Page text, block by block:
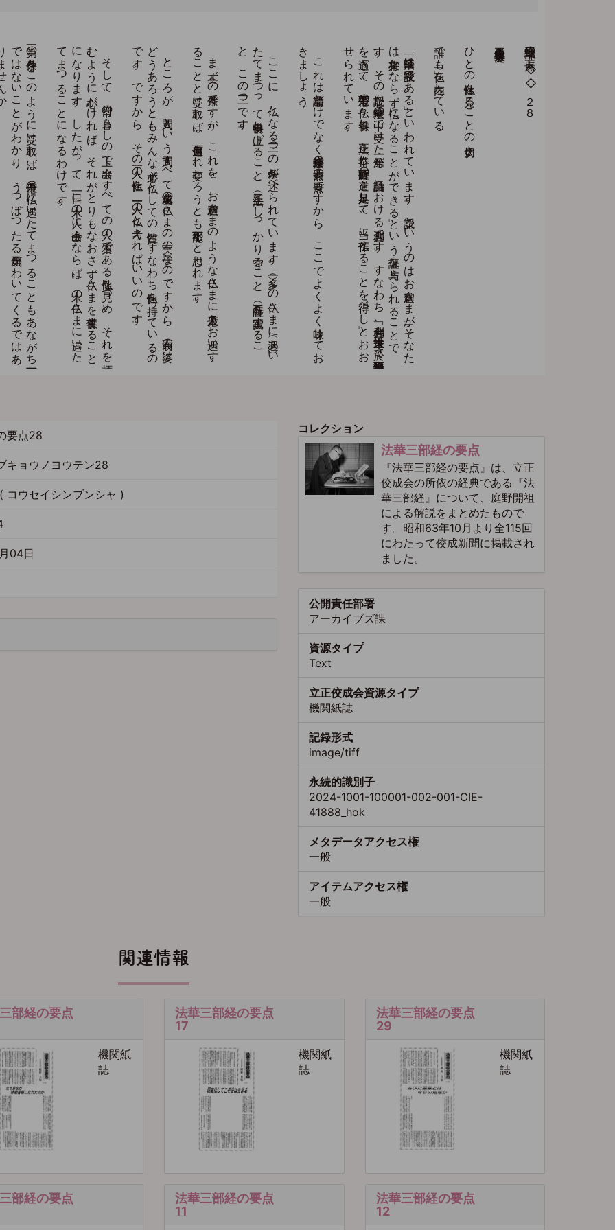
法華三部経の要点 ◇◇２８
ひとの仏性を見ることの大切さ
誰でも「仏」を内在している
「法華経は
授記経で
あ
る
」と
い
わ
れ
て
い
ま
す
。
授記と
い
う
の
は
お
釈迦さ
ま
が
「そ
な
た
は
将来か
な
ら
ず
仏に
な
る
こ
と
が
で
き
る
」と
い
う
保証を
与え
ら
れ
る
こ
と
で
す
。
そ
の
授記を
法華経の
中で
受け
た
第一号が
、
譬諭品に
お
け
る
舎利弗で
す
。
す
な
わ
ち
、
「舎利弗、
汝未来世に
於て
無量無辺不可思議劫
を
過ぎ
て
、
若干千万億の
仏を
供養し
、
正法を
奉持し
菩薩所行の
道を
具足し
て
、
当に
作仏す
る
こ
と
を
得べ
し
」と
お
お
せ
ら
れ
て
い
ま
す
。
こ
れ
は
譬諭品だ
け
で
な
く
法華経全体の
要点中の
要点で
す
か
ら
、
こ
こ
で
よ
く
よ
く
吟味し
て
お
き
ま
し
ょ
う
。
こ
こ
に
、
仏と
な
る
三つ
の
条件が
述べ
ら
れ
て
い
ま
す
。
（一）多く
の
仏さ
ま
に
遇（あ
）い
た
て
ま
つ
っ
て
供養申し
上げ
る
こ
と
。
（二）正法を
し
っ
か
り
守る
こ
と
。
（三）菩薩行を
実践す
る
こ
と
。
こ
の
三つ
で
す
。
ま
ず
（一）の
条件で
す
が
、
こ
れ
を
、
お
釈迦さ
ま
の
よ
う
な
仏さ
ま
に
千万億人も
お
遇い
す
る
こ
と
と
受け
取れ
ば
、
何百遍生ま
れ
変わ
ろ
う
と
も
不可能だ
と
思わ
れ
ま
す
。
と
こ
ろ
が
、
人間と
い
う
人間す
べ
て
久遠実成の
仏さ
ま
の
実の
子な
の
で
す
か
ら
、
表面の
姿は
ど
う
あ
ろ
う
と
も
み
ん
な
必ず
仏と
し
て
の
性質、
す
な
わ
ち
仏性を
持っ
て
い
る
の
で
す
。
で
す
か
ら
、
そ
の
一人一人の
仏性を
、
一人一人の
仏と
考え
れ
ば
い
い
の
で
す
。
そ
し
て
、
日常の
暮ら
し
の
上で
出会う
す
べ
て
の
人の
本質で
あ
る
仏性を
見つ
め
、
そ
れ
を
拝
む
よ
う
に
心が
け
れ
ば
、
そ
れ
が
と
り
も
な
お
さ
ず
仏さ
ま
を
供養す
る
こ
と
に
な
り
ま
す
。
し
た
が
っ
て
、
一日に
十人の
人に
出会う
な
ら
ば
、
十人の
仏さ
ま
に
遇い
た
て
ま
つ
る
こ
と
に
な
る
わ
け
で
す
。
第一の
条件を
こ
の
よ
う
に
受け
取れ
ば
、
千万億の
仏に
遇い
た
て
ま
つ
る
こ
と
も
あ
な
が
ち
不可能事
で
は
な
い
こ
と
が
わ
か
り
、
う
つ
ぼ
つ
た
る
勇気が
わ
い
て
く
る
で
は
あ
り
ま
せ
ん
か
要点28
キョウノヨウテン28
コウセイシンブンシャ )
04日
コレクション
法華三部経の要点
『法華三部経の要点』は、立正
佼成会の所依の経典である『法
華三部経』について、庭野開祖
による解説をまとめたもので
す。昭和63年10月より全115回
にわたって佼成新聞に掲載され
ました。
公開責任部署
アーカイブズ課
資源タイプ
Text
立正佼成会資源タイプ
機関紙誌
記録形式
image/tiff
永続的識別子
2024-1001-100001-002-001-CIE-
41888_hok
メタデータアクセス権
一般
アイテムアクセス権
一般
関連情報
部経の要点
機関紙
誌
法華三部経の要点
17
機関紙
誌
法華三部経の要点
29
機関紙
誌
部経の要点
法華三部経の要点
11
法華三部経の要点
12